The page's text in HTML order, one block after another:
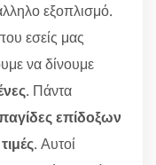
εξοπλισμό.
εσείς μας
να δίνουμε
. Πάντα
επίδοξων
. Αυτοί